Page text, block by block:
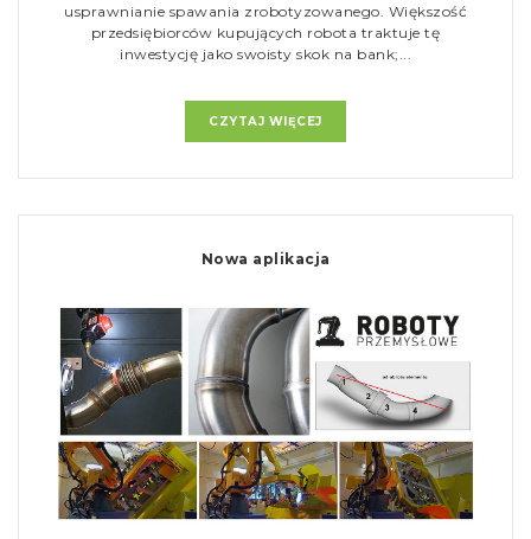
usprawnianie spawania zrobotyzowanego. Większość
przedsiębiorców kupujących robota traktuje tę
inwestycję jako swoisty skok na bank;...
CZYTAJ WIĘCEJ
Nowa aplikacja